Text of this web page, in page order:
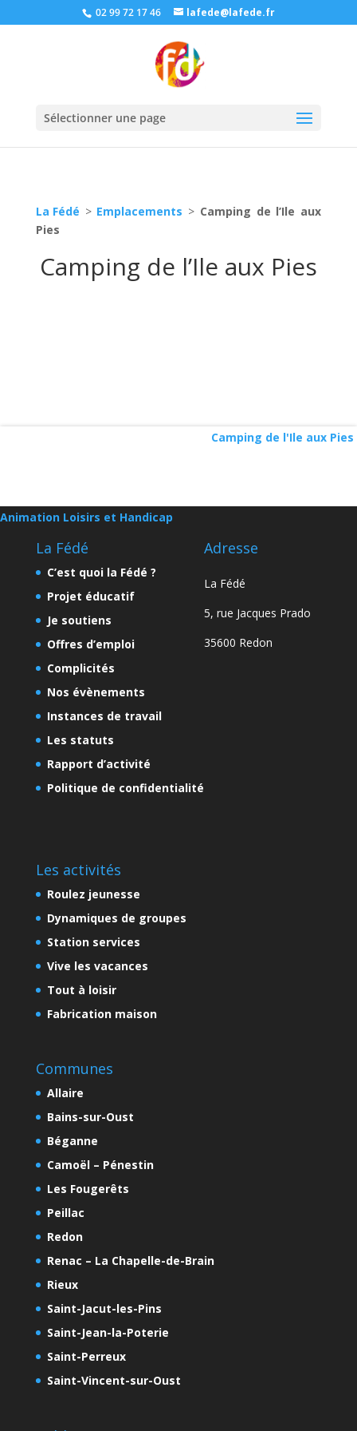
02 99 72 17 46 lafede@lafede.fr
Sélectionner une page
La Fédé > Emplacements > Camping de l’Ile aux
Pies
Camping de l’Ile aux Pies
Animation Loisirs et Handicap
Camping de l'Ile aux Pies
La Fédé
C’est quoi la Fédé ?
Projet éducatif
Je soutiens
Offres d’emploi
Complicités
Nos évènements
Instances de travail
Les statuts
Rapport d’activité
Politique de confidentialité
Adresse
La Fédé
5, rue Jacques Prado
35600 Redon
Les activités
Roulez jeunesse
Dynamiques de groupes
Station services
Vive les vacances
Tout à loisir
Fabrication maison
Communes
Allaire
Bains-sur-Oust
Béganne
Camoël – Pénestin
Les Fougerêts
Peillac
Redon
Renac – La Chapelle-de-Brain
Rieux
Saint-Jacut-les-Pins
Saint-Jean-la-Poterie
Saint-Perreux
Saint-Vincent-sur-Oust